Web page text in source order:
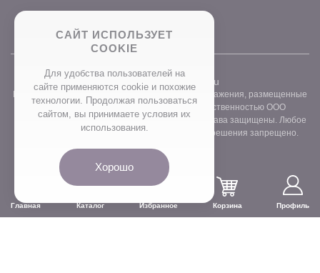
Главная Каталог Избранное Корзина Профиль
www.prostocvet.ru
Вся текстовая информация и графические изображения, размещенные
на сайте интернет-магазина, являются собственностью ООО
«ПРОСТОБУКЕТ» ОГРН 1157746211248. Все права защищены. Любое
использование контента без письменного разрешения запрещено.
САЙТ ИСПОЛЬЗУЕТ
COOKIE
Для удобства пользователей на
сайте применяются сookie и похожие
технологии. Продолжая пользоваться
сайтом, вы принимаете условия их
использования.
Хорошо